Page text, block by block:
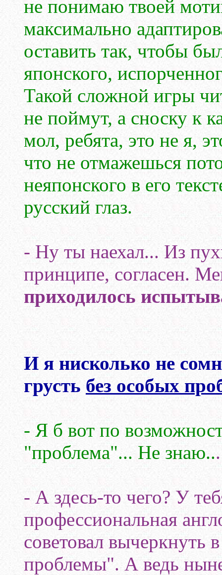
не понимаю твоей
максимально
оставить так, чтобы
японского,
Такой сложной игры
не поймут, а сноску к
мол, ребята, это не я,
что не отмажешься
неяпонского в его
русский глаз.
- Ну ты наехал... Из
принципе, согласен.
приходилось
И я нисколько не
грусть без особых
- Я б вот по
"проблема"... Не знаю...
- А здесь-то чего? У
профессиональная
советовал вычеркнуть
проблемы". А ведь